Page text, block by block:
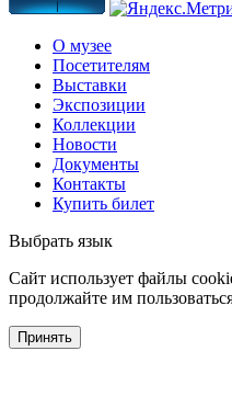
О музее
Посетителям
Выставки
Экспозиции
Коллекции
Новости
Документы
Контакты
Купить билет
Выбрать язык
Cайт использует файлы
продолжайте им
Принять